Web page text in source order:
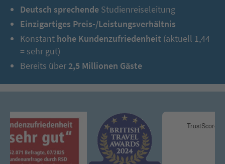
Deutsch sprechende Studienreiseleitung
Einzigartiges Preis-/Leistungsverhältnis
Konstant hohe Kundenzufriedenheit (aktuell 1,44
= sehr gut)
Bereits über2,5 Millionen Gäste